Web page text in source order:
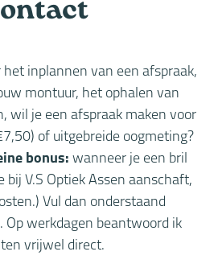
het inplannen van een afspraak,
montuur, het ophalen van
wil je een afspraak maken voor
of uitgebreide oogmeting?
bonus: wanneer je een bril
bij V.S Optiek Assen aanschaft,
Vul dan onderstaand
werkdagen beantwoord ik
vrijwel direct.